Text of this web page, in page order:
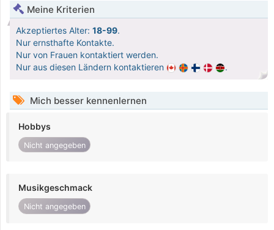
Meine Kriterien
Akzeptiertes Alter: 18-99.
Nur ernsthafte Kontakte.
Nur von Frauen kontaktiert werden.
Nur aus diesen Ländern kontaktieren
.
Mich besser kennenlernen
Hobbys
Nicht angegeben
Musikgeschmack
Nicht angegeben